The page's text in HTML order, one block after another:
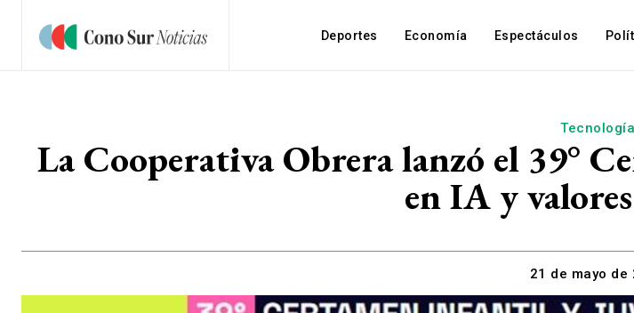
Deportes Economía Espectáculos
Tecnología
La Cooperativa Obrera lanzó el 39°
en IA y
21 de mayo de